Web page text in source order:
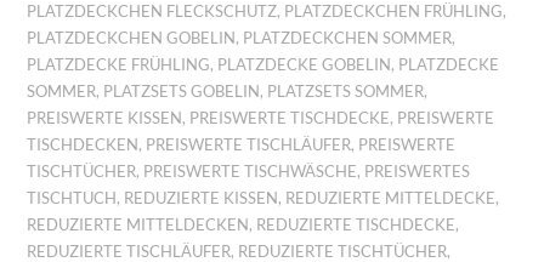
PLATZDECKCHEN FLECKSCHUTZ, PLATZDECKCHEN FRÜHLING,
PLATZDECKCHEN GOBELIN , PLATZDECKCHEN SOMMER,
PLATZDECKE FRÜHLING, PLATZDECKE GOBELIN , PLATZDECKE
SOMMER, PLATZSETS GOBELIN , PLATZSETS SOMMER,
PREISWERTE KISSEN , PREISWERTE TISCHDECKE, PREISWERTE
TISCHDECKEN , PREISWERTE TISCHLÄUFER, PREISWERTE
TISCHTÜCHER, PREISWERTE TISCHWÄSCHE, PREISWERTES
TISCHTUCH , REDUZIERTE KISSEN , REDUZIERTE MITTELDECKE,
REDUZIERTE MITTELDECKEN , REDUZIERTE TISCHDECKE,
REDUZIERTE TISCHLÄUFER, REDUZIERTE TISCHTÜCHER,